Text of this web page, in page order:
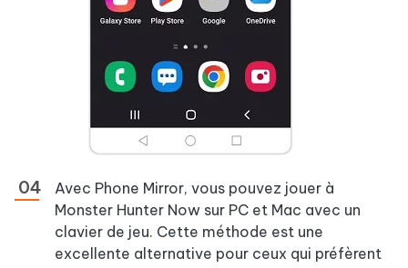
Avec Phone Mirror, vous pouvez jouer à
Monster Hunter Now sur PC et Mac avec un
clavier de jeu. Cette méthode est une
excellente alternative pour ceux qui préfèrent